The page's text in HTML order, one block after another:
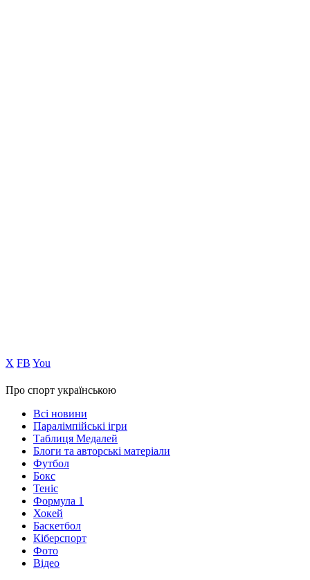
Х FB You
Про спорт українською
Всі новини
Паралімпійські ігри
Таблиця Медалей
Блоги та авторські матеріали
Футбол
Бокс
Теніс
Формула 1
Хокей
Баскетбол
Кіберспорт
Фото
Відео